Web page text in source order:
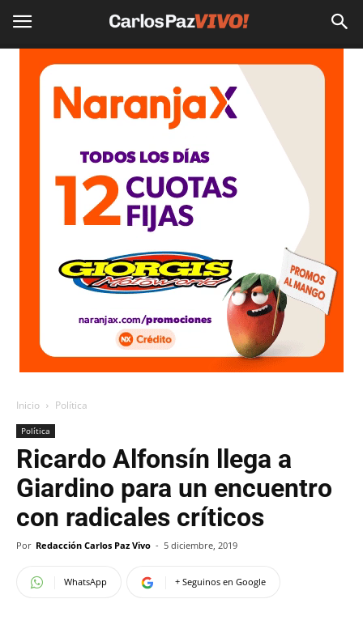
Inicio Política
Política
Ricardo Alfonsín llega a
Giardino para un encuentro
con radicales críticos
Por Redacción Carlos Paz Vivo - 5 diciembre, 2019
WhatsApp + Seguinos en Google